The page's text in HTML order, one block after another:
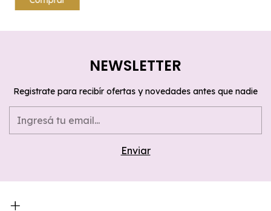
NEWSLETTER
Registrate para recibír ofertas y novedades antes que nadie